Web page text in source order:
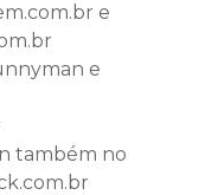
e
e
também no